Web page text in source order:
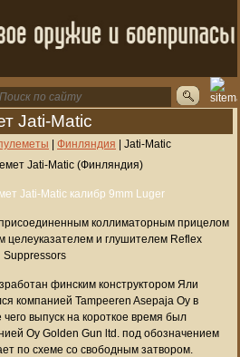
Jati-Matic
| Финляндия | Jati-Matic
Jati-Matic (Финляндия)
коллиматорным прицелом
целеуказателем и глушителем Reflex
Suppressors
финским конструктором Яли
компанией Tampeeren Asepaja Oy в
выпуск на короткое время был
Oy Golden Gun ltd. под обозначением
по схеме со свободным затвором.